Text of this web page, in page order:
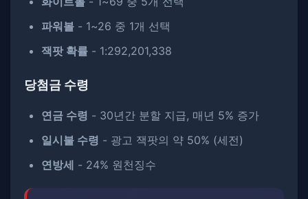
파워볼 - 1~26 중 1개 선택
잭팟 확률 - 1:292,201,338
당첨금 수령
연금 수령 - 30년간 분할 지급, 매년 5% 증가
일시불 수령 - 광고 잭팟의 약 50% (세전)
연방세 - 24% 원천징수